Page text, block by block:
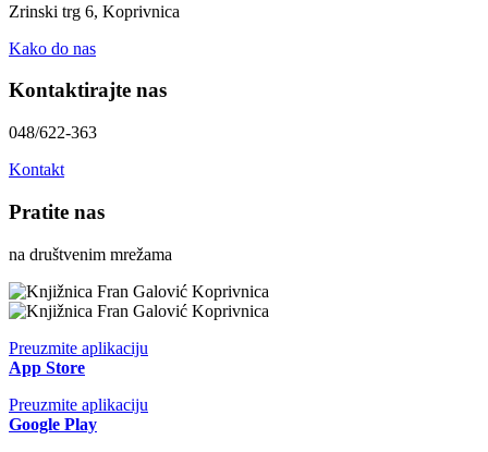
Zrinski trg 6, Koprivnica
Kako do nas
Kontaktirajte nas
048/622-363
Kontakt
Pratite nas
na društvenim mrežama
Preuzmite aplikaciju
App Store
Preuzmite aplikaciju
Google Play